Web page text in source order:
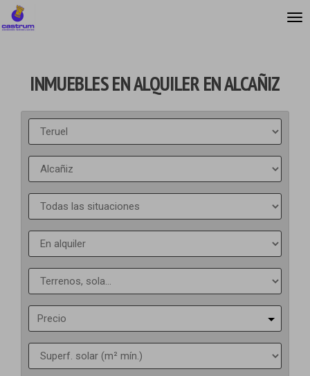
INMUEBLES EN ALQUILER EN ALCAÑIZ
Precio